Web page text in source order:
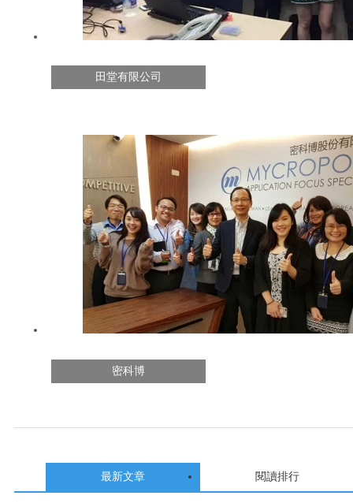
田堂有限公司
密科博
最新文章 閱讀排行